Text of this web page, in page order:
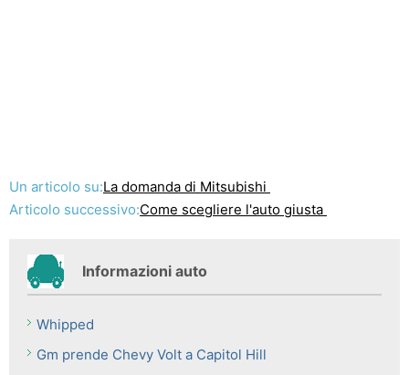
Un articolo su:La domanda di Mitsubishi
Articolo successivo:Come scegliere l'auto giusta
Informazioni auto
Whipped
Gm prende Chevy Volt a Capitol Hill